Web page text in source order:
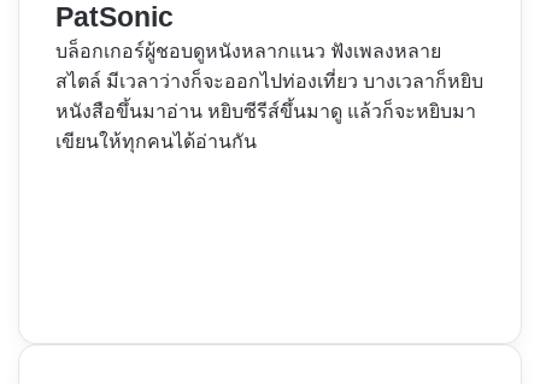
PatSonic
บล็อกเกอร์ผู้ชอบดูหนังหลากแนว ฟังเพลงหลาย
สไตล์ มีเวลาว่างก็จะออกไปท่องเที่ยว บางเวลาก็หยิบ
หนังสือขึ้นมาอ่าน หยิบซีรีส์ขึ้นมาดู แล้วก็จะหยิบมา
เขียนให้ทุกคนได้อ่านกัน